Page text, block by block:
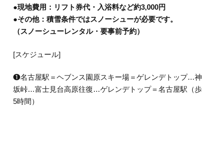
●現地費用：リフト券代・入浴料など約3,000円
●その他：積雪条件ではスノーシューが必要です。
（スノーシューレンタル・要事前予約）
[スケジュール]
❶名古屋駅＝ヘブンス園原スキー場＝ゲレンデトップ…神
坂峠…富士見台高原往復…ゲレンデトップ＝名古屋駅（歩
5時間）